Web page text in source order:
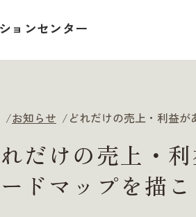
ョンセンター
お知らせ どれだけの売上・利益
だけの売上・
ドマップを描